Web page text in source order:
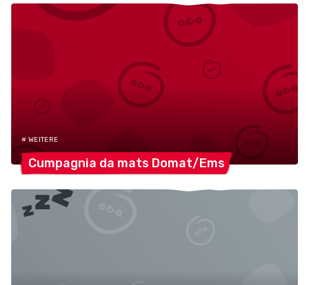
# WEITERE
Cumpagnia da mats Domat/Ems